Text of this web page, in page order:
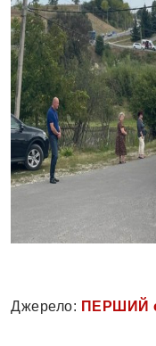
Джерело: ПЕРШИЙ